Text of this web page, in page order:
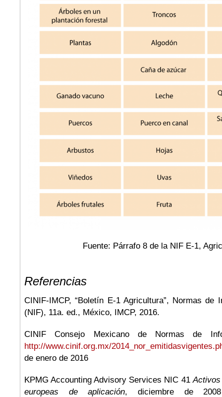
Fuente: Párrafo 8 de la NIF E-1,
Referencias
CINIF-IMCP, “Boletín E-1 Agricultura”, Normas de
(NIF), 11a. ed., México, IMCP, 2016.
CINIF Consejo Mexicano de Normas de
http://www.cinif.org.mx/
de enero de 2016
KPMG Accounting Advisory Services NIC 41
europeas de aplicación, diciembre de